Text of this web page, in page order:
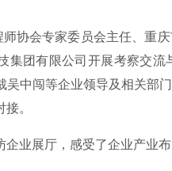
协会专家委员会主任、重
集团有限公司开展考察交
吴中闯等企业领导及相关部
。
企业展厅，感受了企业产业